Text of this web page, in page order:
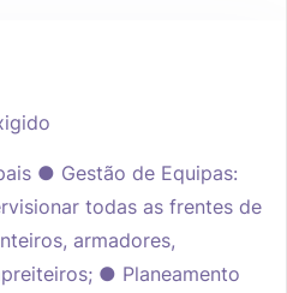
● Gestão de Equipas:
todas as frentes de
armadores,
● Planeamento